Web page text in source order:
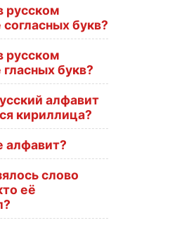
русском
букв?
русском
букв?
алфавит
кириллица?
алфавит?
слово
её